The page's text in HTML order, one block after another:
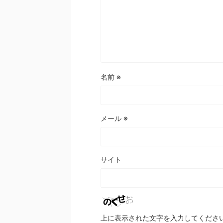
名前 ※
メール ※
サイト
上に表示された文字を入力してくださ